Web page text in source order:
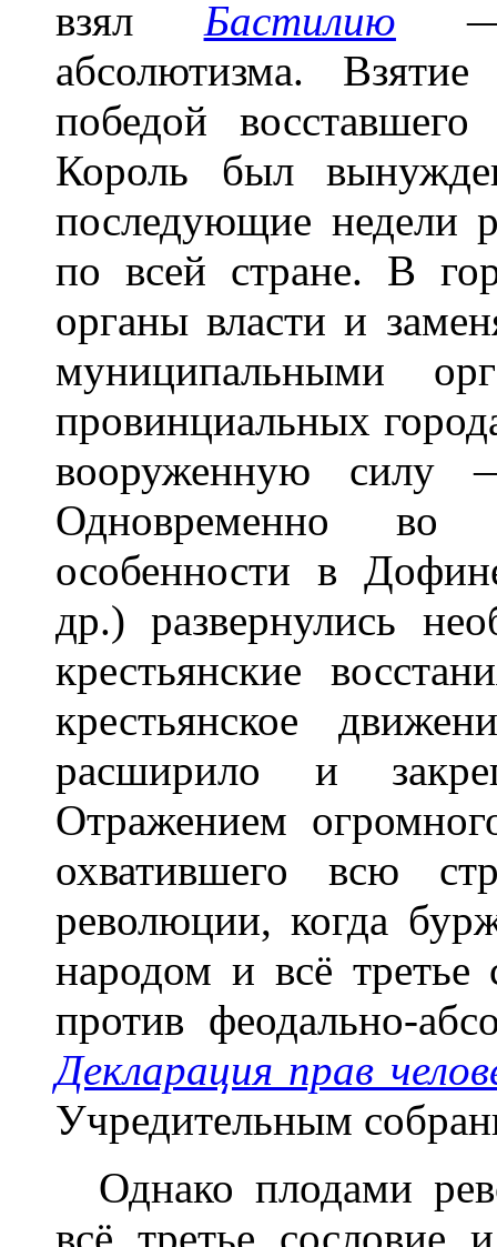
взял Бастилию
абсолютизма.
победой
Король был
последующие недели
по всей стране. В
органы власти и
муниципальными
провинциальных
вооруженную
Одновременно во
особенности в
др.) развернулись
крестьянские
крестьянское
расширило и
Отражением
охватившего всю
революции, когда
народом и всё третье
против феодально-
Декларация прав
Учредительным
Однако плодами